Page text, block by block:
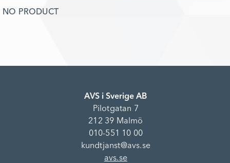
NO PRODUCT
AVS i Sverige AB
Pilotgatan 7
212 39 Malmö
010-551 10 00
kundtjanst@avs.se
avs.se